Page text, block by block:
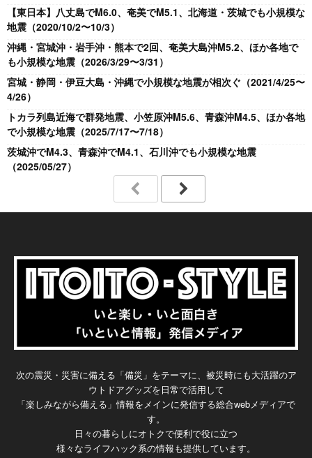
【東日本】八丈島でM6.0、奄美でM5.1、北海道・茨城でも小規模な
地震（2020/10/2〜10/3）
沖縄・宮城沖・岩手沖・熊本で2回、奄美大島沖M5.2、ほか各地で
も小規模な地震（2026/3/29〜3/31）
宮城・静岡・伊豆大島・沖縄で小規模な地震が相次ぐ（2021/4/25〜
4/26）
トカラ列島近海で群発地震、小笠原沖M5.6、青森沖M4.5、ほか各地
で小規模な地震（2025/7/17〜7/18）
茨城沖でM4.3、青森沖でM4.1、石川沖でも小規模な地震
（2025/05/27）
次の震災・災害に備える「備災」をテーマに、被災時にも大活躍のア
ウトドアグッズを日常で活用して
「楽しみながら備える」情報をメインに発信する総合webメディアで
す。
日々の暮らしにオトクで便利で役に立つ
様々なライフハック系の情報も提供しています。